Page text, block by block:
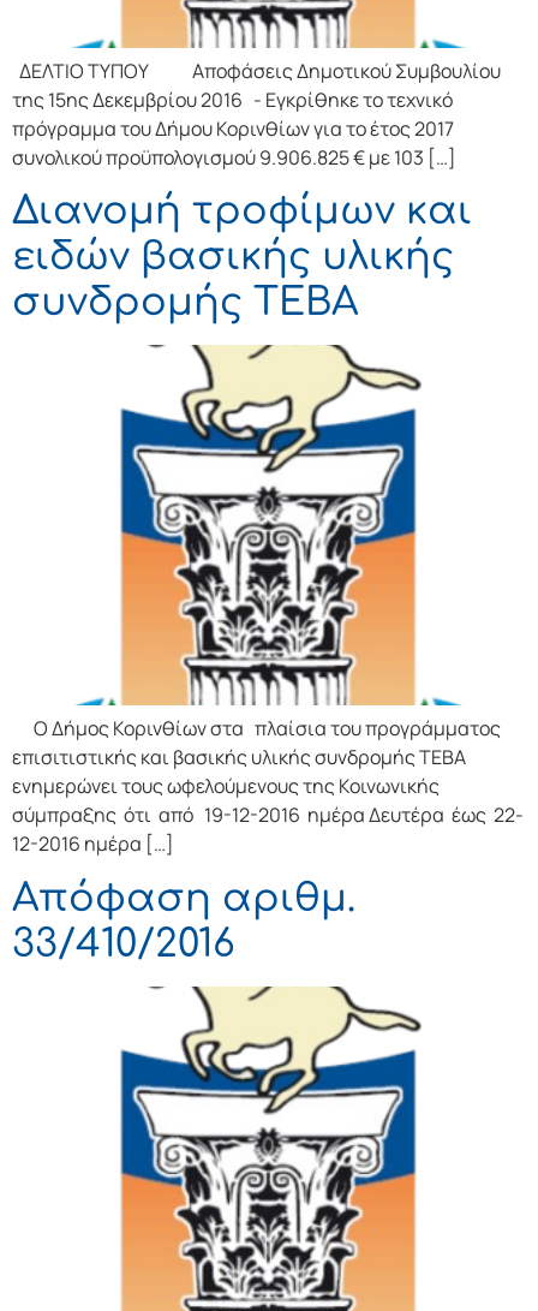
ΔΕΛΤΙΟ ΤΥΠΟΥ Αποφάσεις Δημοτικού Συμβουλίου
της 15ης Δεκεμβρίου 2016 - Εγκρίθηκε το τεχνικό
πρόγραμμα του Δήμου Κορινθίων για το έτος 2017
συνολικού προϋπολογισμού 9.906.825 € με 103 […]
Διανομή τροφίμων και
ειδών βασικής υλικής
συνδρομής ΤΕΒΑ
Ο Δήμος Κορινθίων στα πλαίσια του προγράμματος
επισιτιστικής και βασικής υλικής συνδρομής ΤΕΒΑ
ενημερώνει τους ωφελούμενους της Κοινωνικής
σύμπραξης ότι από 19-12-2016 ημέρα Δευτέρα έως 22-
12-2016 ημέρα […]
Απόφαση αριθμ.
33/410/2016